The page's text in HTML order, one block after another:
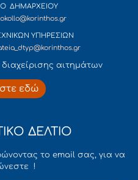
ΔΗΜΑΡΧΕΙΟΥ
ΥΠΗΡΕΣΙΩΝ
αιτημάτων
εδώ
ΔΕΛΤΙΟ
το email σας, για να
!